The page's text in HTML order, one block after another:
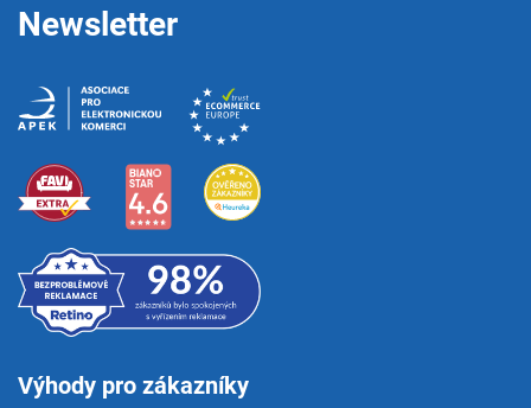
Newsletter
Výhody pro zákazníky